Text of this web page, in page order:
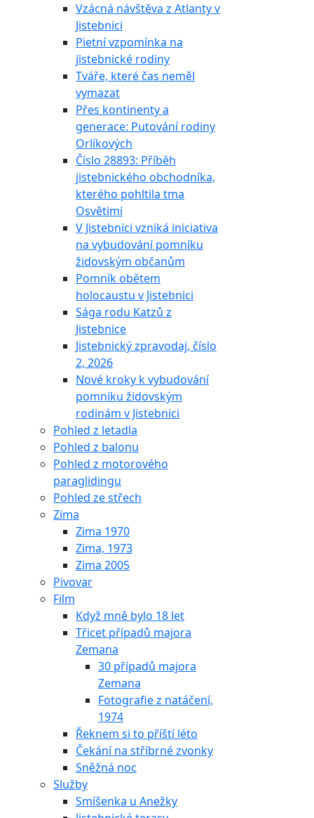
Vzácná návštěva z Atlanty v
Jistebnici
Pietní vzpomínka na
jistebnické rodiny
Tváře, které čas neměl
vymazat
Přes kontinenty a
generace: Putování rodiny
Orlíkových
Číslo 28893: Příběh
jistebnického obchodníka,
kterého pohltila tma
Osvětimi
V Jistebnici vzniká iniciativa
na vybudování pomníku
židovským občanům
Pomník obětem
holocaustu v Jistebnici
Sága rodu Katzů z
Jistebnice
Jistebnický zpravodaj, číslo
2, 2026
Nové kroky k vybudování
pomníku židovským
rodinám v Jistebnici
Pohled z letadla
Pohled z balonu
Pohled z motorového
paraglidingu
Pohled ze střech
Zima
Zima 1970
Zima, 1973
Zima 2005
Pivovar
Film
Když mně bylo 18 let
Třicet případů majora
Zemana
30 případů majora
Zemana
Fotografie z natáčení,
1974
Řeknem si to příští léto
Čekání na stříbrné zvonky
Sněžná noc
Služby
Smíšenka u Anežky